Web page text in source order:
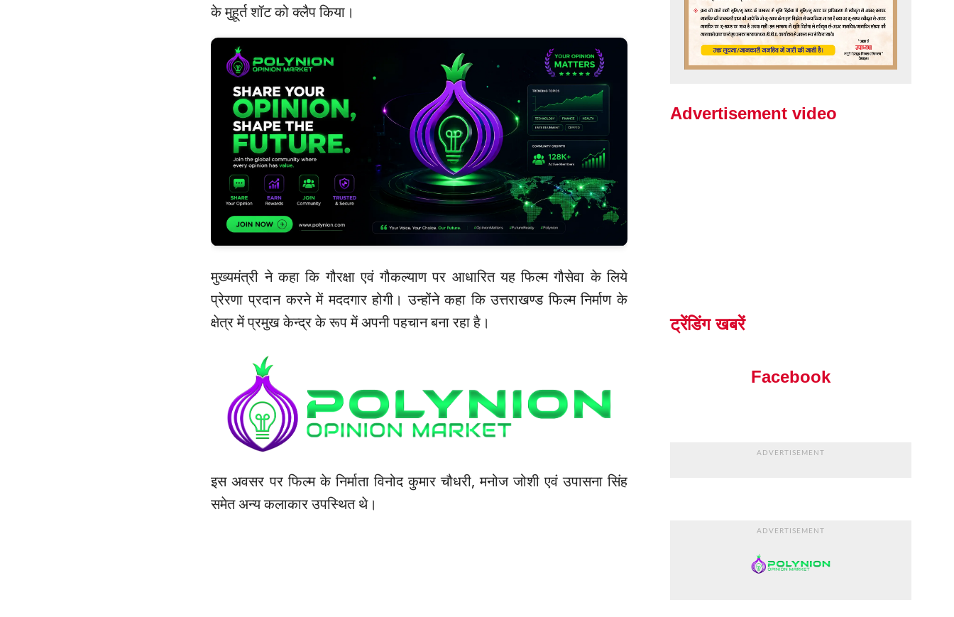
के मुहूर्त शॉट को क्लैप किया।
मुख्यमंत्री ने कहा कि गौरक्षा एवं गौकल्याण पर आधारित यह फिल्म गौसेवा के लिये
प्रेरणा प्रदान करने में मददगार होगी। उन्होंने कहा कि उत्तराखण्ड फिल्म निर्माण के
क्षेत्र में प्रमुख केन्द्र के रूप में अपनी पहचान बना रहा है।
इस अवसर पर फिल्म के निर्माता विनोद कुमार चौधरी, मनोज जोशी एवं उपासना सिंह
समेत अन्य कलाकार उपस्थित थे।
Advertisement video
ट्रेंडिंग खबरें
Facebook
ADVERTISEMENT
ADVERTISEMENT